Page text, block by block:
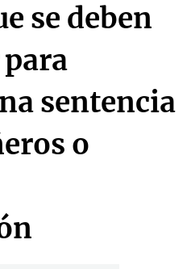
se deben
sentencia
o